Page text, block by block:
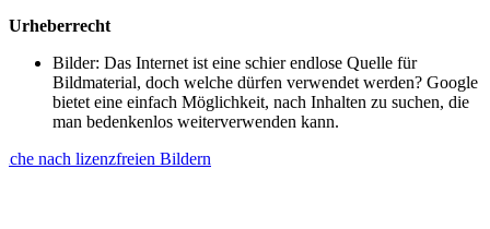
Urheberrecht
Bilder: Das Internet ist eine schier endlose Quelle für
Bildmaterial, doch welche dürfen verwendet werden? Google
bietet eine einfach Möglichkeit, nach Inhalten zu suchen, die
man bedenkenlos weiterverwenden kann.